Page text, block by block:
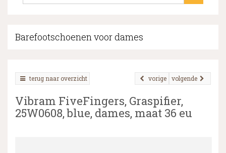
▼
Barefootschoenen voor dames
terug naar overzicht volgende
vorige
Vibram FiveFingers, Graspifier,
25W0608, blue, dames, maat 36 eu